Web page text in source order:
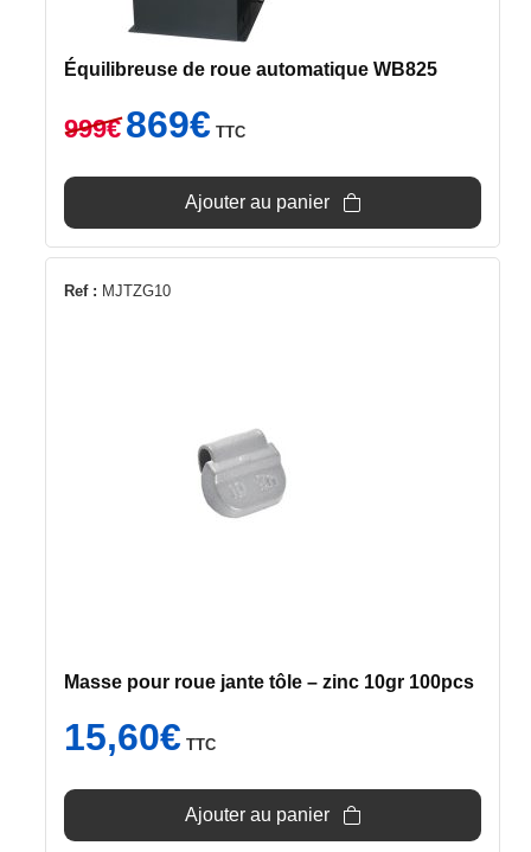
Équilibreuse de roue automatique WB825
999€
Le
prix
869€prix
est :
TTC
Ajouter au panier
Ref : MJTZG10
Masse pour roue jante tôle – zinc 10gr 100pcs
15,60€ TTC
Ajouter au panier